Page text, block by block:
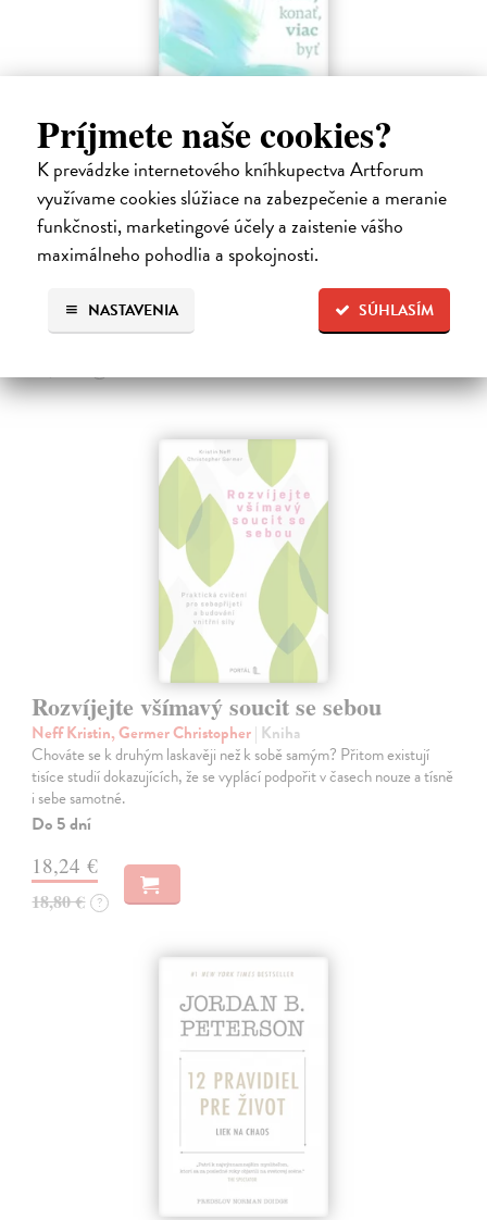
Príjmete naše cookies?
K prevádzke internetového kníhkupectva Artforum
využívame cookies slúžiace na zabezpečenie a meranie
funkčnosti, marketingové účely a zaistenie vášho
maximálneho pohodlia a spokojnosti.
SÚHLASÍM
NASTAVENIA
Menej konať, viac byť
Gajdošová Stanislava| Kniha
Strávila som roky vo väzení, žila som v zajatí výkonu. Vlastnú hodnotu
som nachádzala v tom, koľko toho zvládnem.
Dodávateľ nemá titul na sklade. Dodanie do cca. 30 dní.
13,29 €
Rozvíjejte všímavý soucit se sebou
Neff Kristin, Germer Christopher| Kniha
Chováte se k druhým laskavěji než k sobě samým? Přitom existují
tisíce studií dokazujících, že se vyplácí podpořit v časech nouze a tísně
i sebe samotné.
Do 5 dní
18,24 €
18,80 € ?